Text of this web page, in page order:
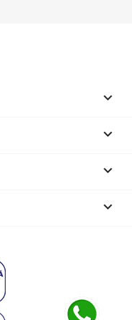



keyboard_arrow_down